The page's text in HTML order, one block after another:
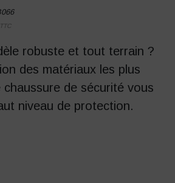
TTC
robuste et tout terrain ?
des matériaux les plus
de sécurité vous
niveau de protection.